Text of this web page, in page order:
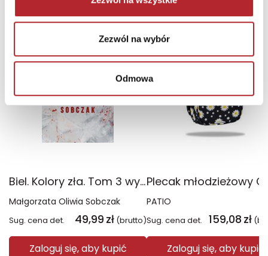
Zezwól na wybór
Odmowa
Biel. Kolory zła. Tom 3 wyd. 2025
Małgorzata Oliwia Sobczak
Sug. cena det. 49,99 zł (brutto)
Zaloguj się, aby kupić
PATIO
Sug. cena det. 159,08 zł
Zaloguj się, aby kupić